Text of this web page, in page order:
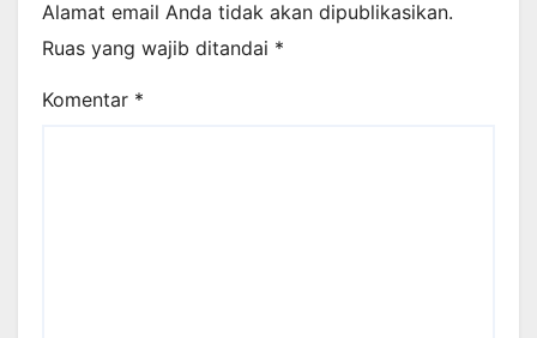
Alamat email Anda tidak akan dipublikasikan.
Ruas yang wajib ditandai *
Komentar *